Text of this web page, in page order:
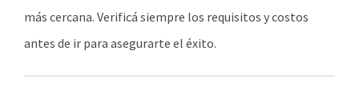
más cercana. Verificá siempre los requisitos y costos
antes de ir para asegurarte el éxito.